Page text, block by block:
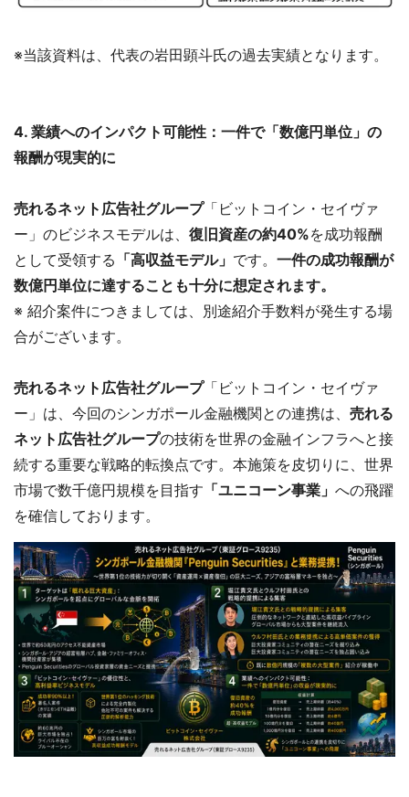
※当該資料は、代表の岩田顕斗氏の過去実績となります。
4. 業績へのインパクト可能性：一件で「数億円単位」の
報酬が現実的に
売れるネット広告社グループ「ビットコイン・セイヴァ
ー」のビジネスモデルは、 復旧資産の約40%を成功報酬
として受領する 「高収益モデル」 です。 一件の成功報酬が
数億円単位に達することも十分に想定されます。
※ 紹介案件につきましては、別途紹介手数料が発生する場
合がございます。
売れるネット広告社グループ「ビットコイン・セイヴァ
ー」は、今回のシンガポール金融機関との連携は、 売れる
ネット広告社グループの技術を世界の金融インフラへと接
続する重要な戦略的転換点です。本施策を皮切りに、世界
市場で数千億円規模を目指す 「ユニコーン事業」 への飛躍
を確信しております。